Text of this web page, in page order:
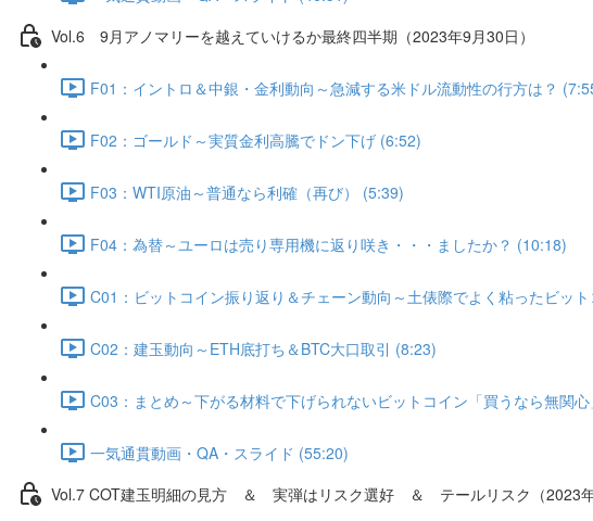
Vol.6 9⽉アノマリーを越えていけるか最終四半期（2023年9月30日）
F01：イントロ＆中銀・金利動向～急減する米ドル流動性の行方は？
F02：ゴールド～実質金利高騰でドン下げ (6:52)
F03：WTI原油～普通なら利確（再び） (5:39)
F04：為替～ユーロは売り専用機に返り咲き・・・ましたか？ (10:18)
C01：ビットコイン振り返り＆チェーン動向～土俵際でよく粘ったビッ
C02：建玉動向～ETH底打ち＆BTC大口取引 (8:23)
C03：まとめ～下がる材料で下げられないビットコイン「買うなら無関
一気通貫動画・QA・スライド (55:20)
Vol.7 COT建⽟明細の⾒⽅ ＆ 実弾はリスク選好 ＆ テールリスク（2023年